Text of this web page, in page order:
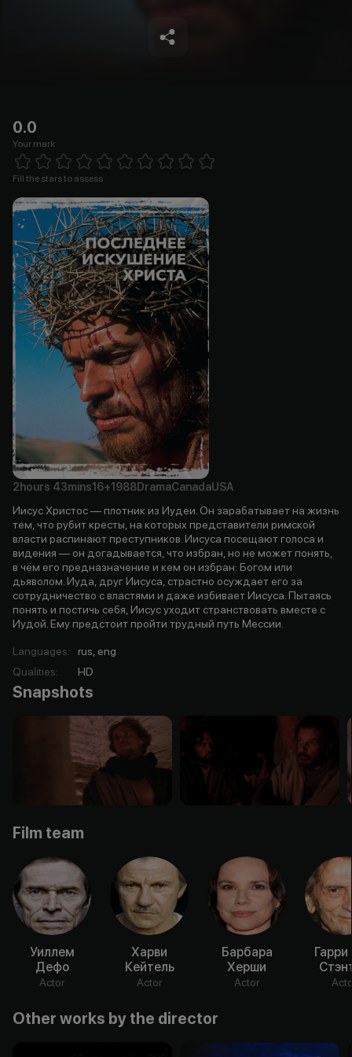
0.0
Your mark
1 Star 2 Stars 3 Stars
Fill the stars to assess
2hours 43mins16+1988DramaCanadaUSA
Иисус Христос — плотник из Иудеи. Он зарабатывает на жизнь
тем, что рубит кресты, на которых представители римской
власти распинают преступников. Иисуса посещают голоса и
видения — он догадывается, что избран, но не может понять,
в чём его предназначение и кем он избран: Богом или
дьяволом. Иуда, друг Иисуса, страстно осуждает его за
сотрудничество с властями и даже избивает Иисуса. Пытаясь
понять и постичь себя, Иисус уходит странствовать вместе с
Иудой. Ему предстоит пройти трудный путь Мессии.
Languages:
rus, eng
Qualities: HD
Snapshots
Film team
Уиллем
Дефо
Actor
Харви
Кейтель
Actor
Барбара
Херши
Actor
Other works by the director